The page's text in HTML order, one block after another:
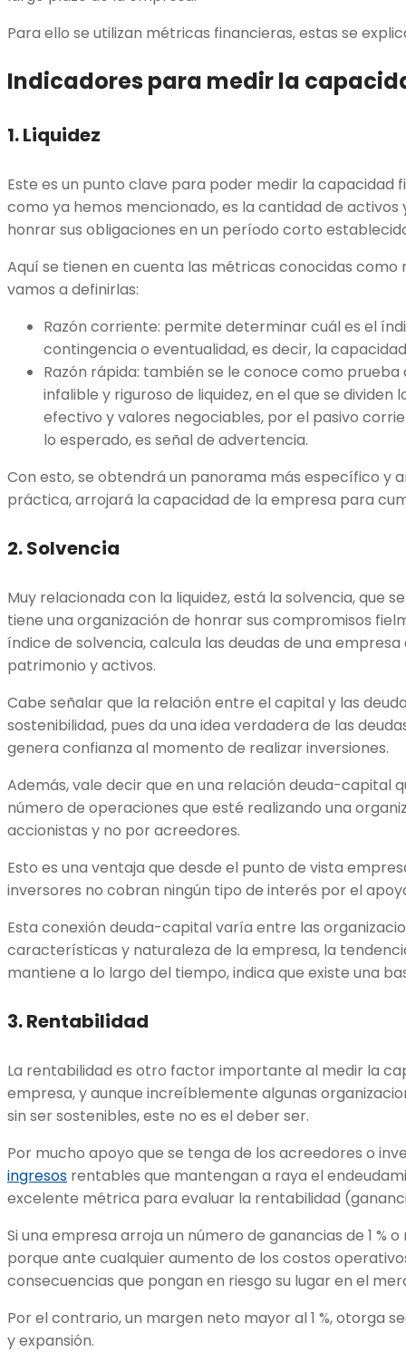
Para ello se utilizan métricas financieras, estas se
Indicadores para medir la
1. Liquidez
Este es un punto clave para poder medir la capacidad
como ya hemos mencionado, es la cantidad de activos
honrar sus obligaciones en un período corto
Aquí se tienen en cuenta las métricas conocidas
vamos a definirlas:
Razón corriente: permite determinar cuál es el
contingencia o eventualidad, es decir, la
Razón rápida: también se le conoce como prueba
infalible y riguroso de liquidez, en el que se
efectivo y valores negociables, por el pasivo
lo esperado, es señal de advertencia.
Con esto, se obtendrá un panorama más específico y
práctica, arrojará la capacidad de la empresa para
2. Solvencia
Muy relacionada con la liquidez, está la solvencia, que
tiene una organización de honrar sus compromisos
índice de solvencia, calcula las deudas de una
patrimonio y activos.
Cabe señalar que la relación entre el capital y las
sostenibilidad, pues da una idea verdadera de las
genera confianza al momento de realizar inversiones.
Además, vale decir que en una relación deuda-capital
número de operaciones que esté realizando una
accionistas y no por acreedores.
Esto es una ventaja que desde el punto de vista
inversores no cobran ningún tipo de interés por el
Esta conexión deuda-capital varía entre las
características y naturaleza de la empresa, la
mantiene a lo largo del tiempo, indica que existe una
3. Rentabilidad
La rentabilidad es otro factor importante al medir la
empresa, y aunque increíblemente algunas
sin ser sostenibles, este no es el deber ser.
Por mucho apoyo que se tenga de los acreedores o
ingresos rentables que mantengan a raya el
excelente métrica para evaluar la rentabilidad
Si una empresa arroja un número de ganancias de 1 %
porque ante cualquier aumento de los costos
consecuencias que pongan en riesgo su lugar en el
Por el contrario, un margen neto mayor al 1 %, otorga
y expansión.